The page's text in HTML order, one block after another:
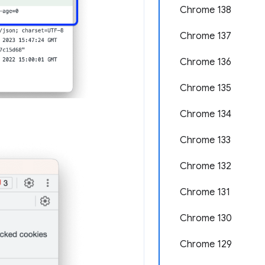
Chrome 138
Chrome 137
Chrome 136
Chrome 135
Chrome 134
Chrome 133
Chrome 132
Chrome 131
Chrome 130
Chrome 129